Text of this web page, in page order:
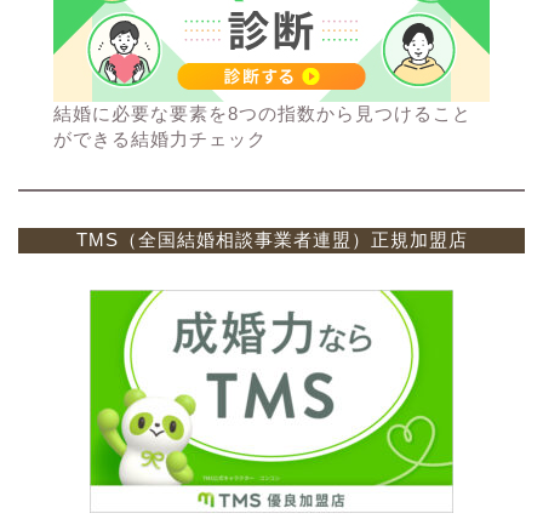
結婚に必要な要素を8つの指数から見つけること
ができる結婚力チェック
TMS（全国結婚相談事業者連盟）正規加盟店